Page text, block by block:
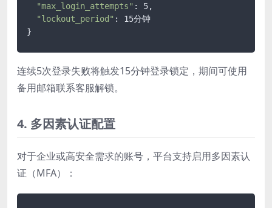
"max_login_attempts" : 5,
"lockout_period" : 15分钟
}
连续5次登录失败将触发15分钟登录锁定，期间可使用
备用邮箱联系客服解锁。
4. 多因素认证配置
对于企业或高安全需求的账号，平台支持启用多因素认
证（MFA）：